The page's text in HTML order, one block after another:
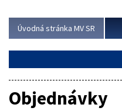
Úvodná stránka MV SR
Objednávky